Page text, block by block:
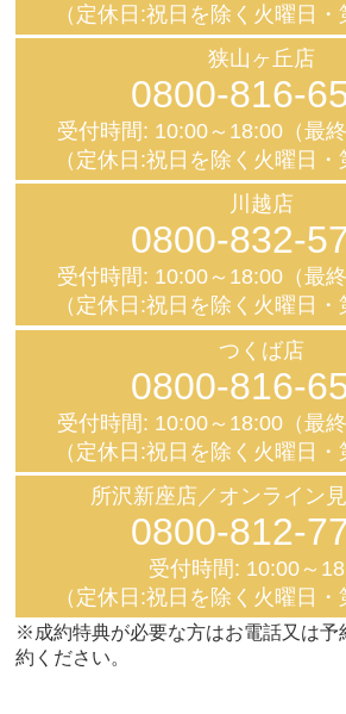
（定休日:祝日を除く火曜日・
狭山ヶ丘店
0800-816-
受付時間: 10:00～18:00（最終
（定休日:祝日を除く火曜日・
川越店
0800-832-
受付時間: 10:00～18:00（最終
（定休日:祝日を除く火曜日・
つくば店
0800-816-
受付時間: 10:00～18:00（最終
（定休日:祝日を除く火曜日・
所沢新座店／オンライン
0800-812-
受付時間: 10:00～
（定休日:祝日を除く火曜日・
※成約特典が必要な方はお電話又は予
約ください。